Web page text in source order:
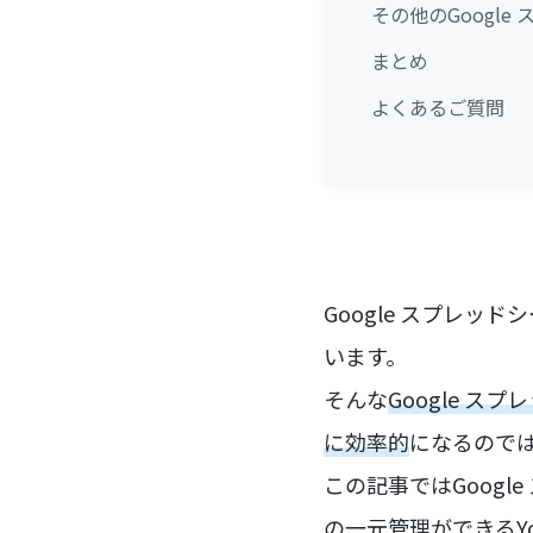
その他のGoogle
まとめ
よくあるご質問
Google スプレッド
います。
そんなGoogle スプ
に効率的になるので
この記事では
の一元管理ができる